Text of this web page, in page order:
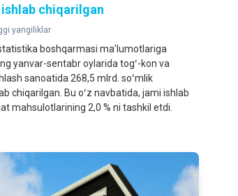
chiqarilgan
yangiliklar
boshqarmasi maʼlumotlariga
yanvar-sentabr oylarida togʻ-kon va
sanoatida 268,5 mlrd. soʻmlik
chiqarilgan. Bu oʻz navbatida, jami ishlab
mahsulotlarining 2,0 % ni tashkil etdi.